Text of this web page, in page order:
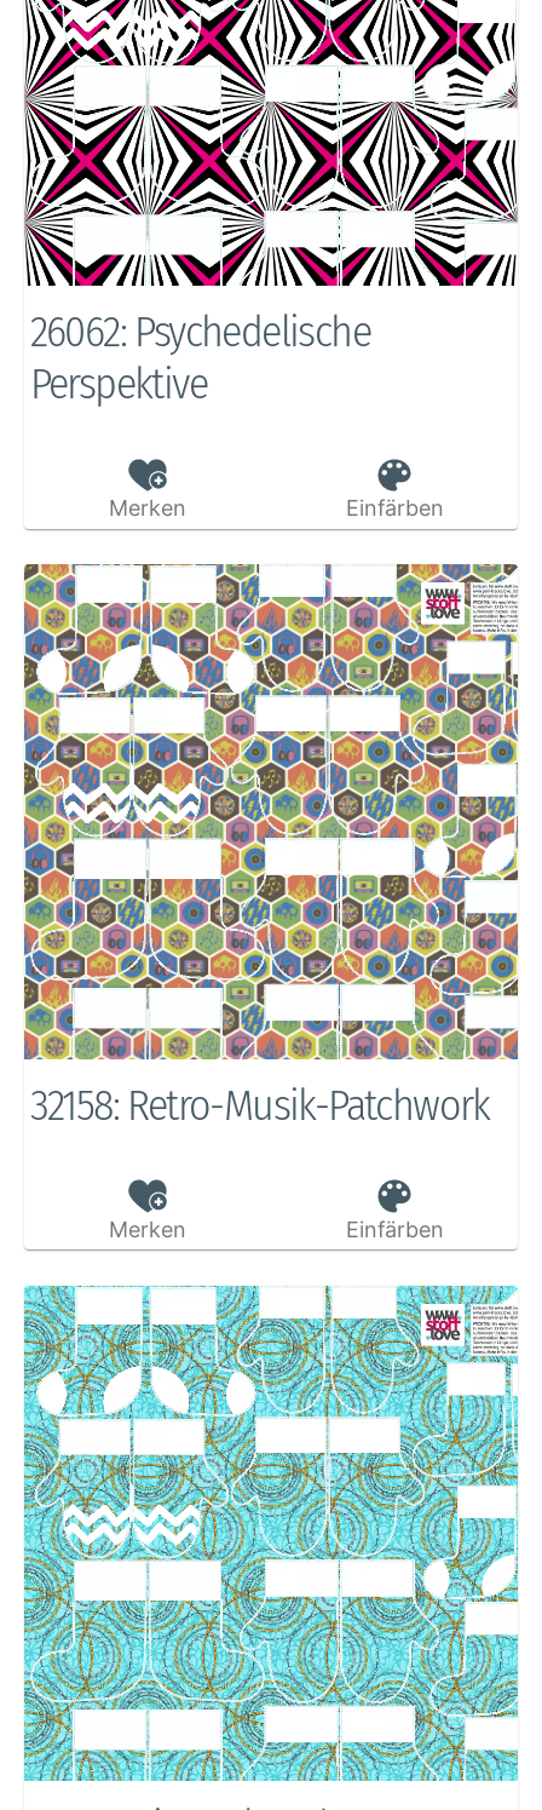
26062: Psychedelische
Perspektive
Merken Einfärben
32158: Retro-Musik-Patchwork
Merken Einfärben